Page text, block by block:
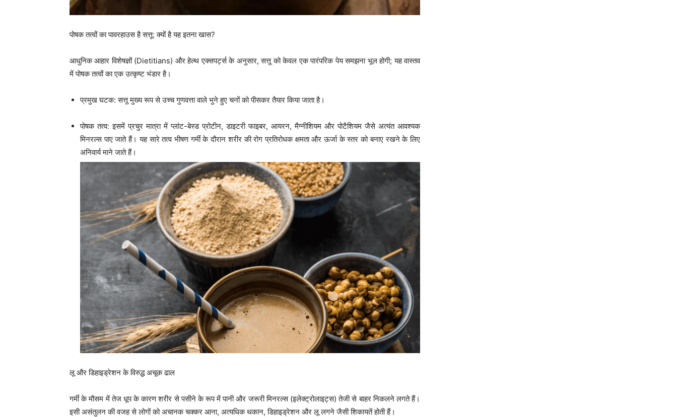
पोषक तत्वों का पावरहाउस है सत्तू: क्यों है यह इतना खास?
आधुनिक आहार विशेषज्ञों (Dietitians) और हेल्थ एक्सपर्ट्स के अनुसार, सत्तू को केवल एक पारंपरिक पेय समझना भूल होगी; यह वास्तव
में पोषक तत्वों का एक उत्कृष्ट भंडार है।
प्रमुख घटक: सत्तू मुख्य रूप से उच्च गुणवत्ता वाले भुने हुए चनों को पीसकर तैयार किया जाता है।
पोषक तत्व: इसमें प्रचुर मात्रा में प्लांट-बेस्ड प्रोटीन, डाइटरी फाइबर, आयरन, मैग्नीशियम और पोटैशियम जैसे अत्यंत आवश्यक
मिनरल्स पाए जाते हैं। यह सारे तत्व भीषण गर्मी के दौरान शरीर की रोग प्रतिरोधक क्षमता और ऊर्जा के स्तर को बनाए रखने के लिए
अनिवार्य माने जाते हैं।
लू और डिहाइड्रेशन के विरुद्ध अचूक ढाल
गर्मी के मौसम में तेज धूप के कारण शरीर से पसीने के रूप में पानी और जरूरी मिनरल्स (इलेक्ट्रोलाइट्स) तेजी से बाहर निकलने लगते हैं।
इसी असंतुलन की वजह से लोगों को अचानक चक्कर आना, अत्यधिक थकान, डिहाइड्रेशन और लू लगने जैसी शिकायतें होती हैं।